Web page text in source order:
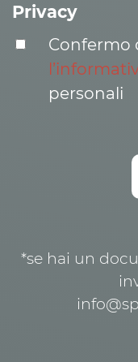
Privacy
Confermo
personali
*se hai un